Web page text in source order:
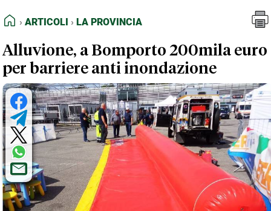
FEED RSS
NORMATIVE DEONTOLOGICHE
TERMINI e CONDIZIONI
Articoli
La Provincia
HOME
ARTICOLI LA PROVINCIA
Alluvione, a Bomporto 200mila euro
per barriere anti inondazione